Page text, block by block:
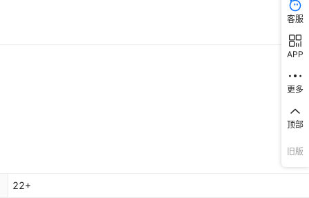
22+
客服
APP
更多
顶部
旧版